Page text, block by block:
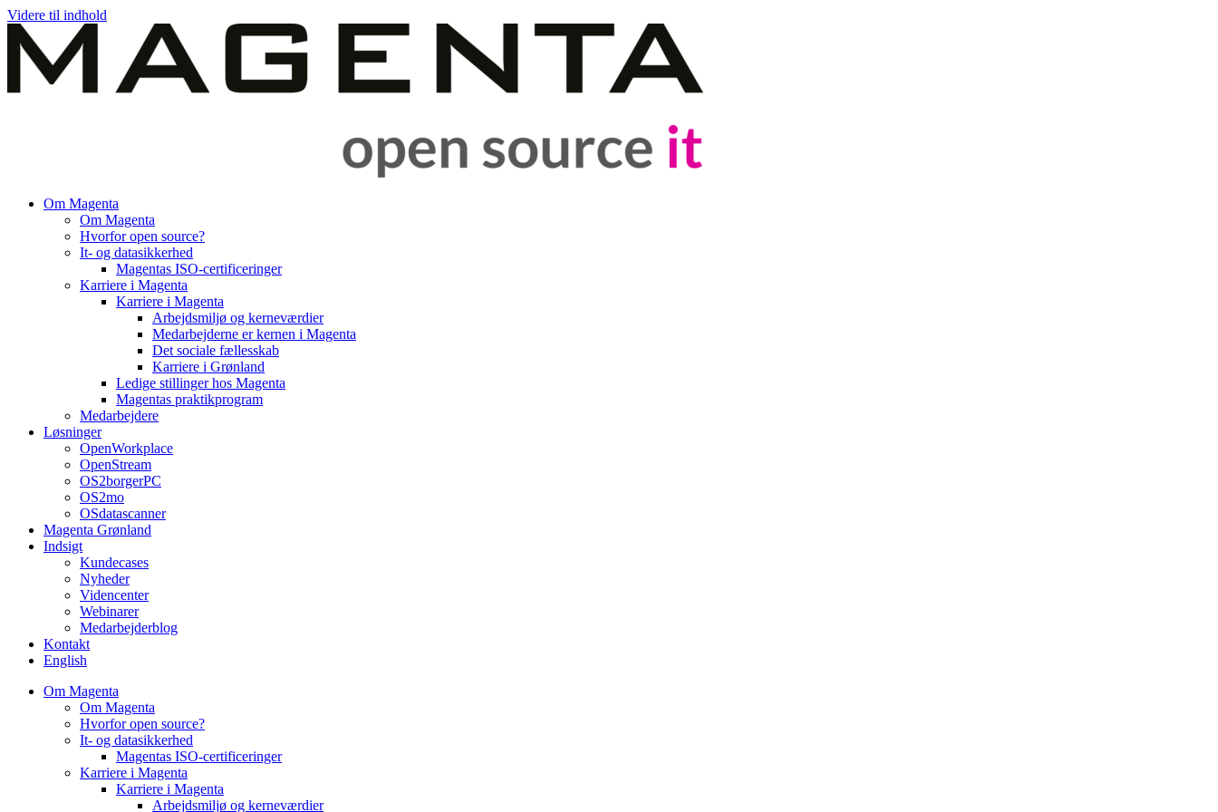
Videre til indhold
Om Magenta
Om Magenta
Hvorfor open source?
It- og datasikkerhed
Magentas ISO-certificeringer
Karriere i Magenta
Karriere i Magenta
Arbejdsmiljø og kerneværdier
Medarbejderne er kernen i Magenta
Det sociale fællesskab
Karriere i Grønland
Ledige stillinger hos Magenta​
Magentas praktikprogram
Medarbejdere
Løsninger
OpenWorkplace
OpenStream
OS2borgerPC
OS2mo
OSdatascanner
Magenta Grønland
Indsigt
Kundecases
Nyheder
Videncenter
Webinarer
Medarbejderblog
Kontakt
English
Om Magenta
Om Magenta
Hvorfor open source?
It- og datasikkerhed
Magentas ISO-certificeringer
Karriere i Magenta
Karriere i Magenta
Arbejdsmiljø og kerneværdier